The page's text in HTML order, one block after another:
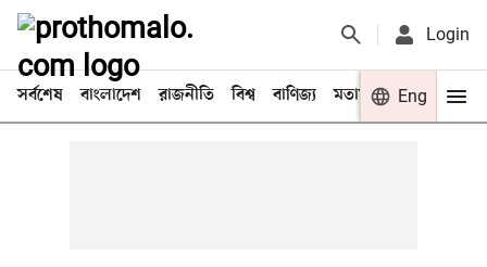
Login
সর্বশেষ বাংলাদেশ রাজনীতি বিশ্ব বাণিজ্য মতামত খেলা
Eng